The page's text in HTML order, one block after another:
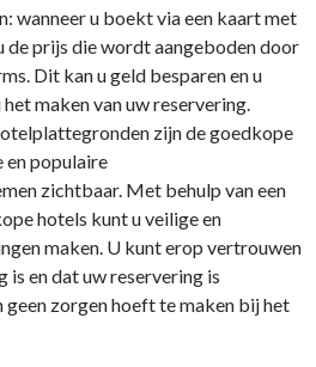
wanneer u boekt via een kaart met
de prijs die wordt aangeboden door
Dit kan u geld besparen en u
maken van uw reservering.
zijn de goedkope
en populaire
zichtbaar. Met behulp van een
hotels kunt u veilige en
maken. U kunt erop vertrouwen
en dat uw reservering is
zorgen hoeft te maken bij het